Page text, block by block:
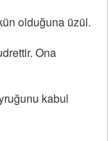
olduğuna üzül.
Ona
kabul